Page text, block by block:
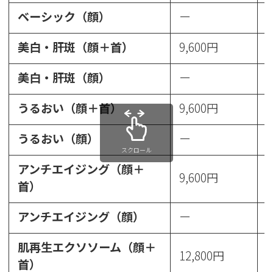
ベーシック（顔）
ー
美白・肝斑（顔＋首）
9,600円
美白・肝斑（顔）
ー
うるおい（顔＋首）
9,600円
うるおい（顔）
ー
アンチエイジング（顔＋
首）
9,600円
アンチエイジング（顔） ー
肌再生エクソソーム（顔＋
首）
12,800円
スクロール